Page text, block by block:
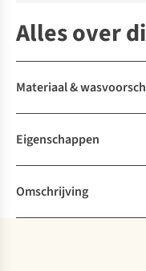
Alles over
Materiaal &
Eigenschappen
Omschrijving